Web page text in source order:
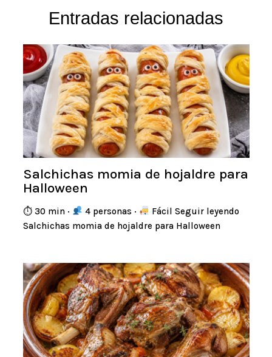
Entradas relacionadas
Salchichas momia de hojaldre para
Halloween
⏱ 30 min · 4 personas ·
Fácil Seguir leyendo
Salchichas momia de hojaldre para Halloween